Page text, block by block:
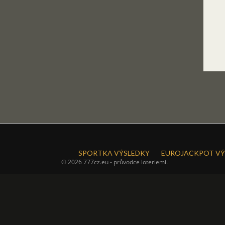
SPORTKA VÝSLEDKY EUROJACKPOT
© 2026 777cz.eu - průvodce loteriemi.